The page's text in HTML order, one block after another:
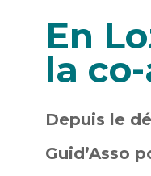
En
la
Depuis le
Guid’Asso